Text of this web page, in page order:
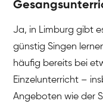
Ja, in Limburg gibt
günstig Singen
häufig bereits bei
Einzelunterricht –
Angeboten wie der